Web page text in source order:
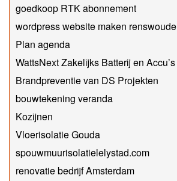
goedkoop RTK abonnement
wordpress website maken renswoude
Plan agenda
WattsNext Zakelijks Batterij en Accu’s
Brandpreventie van DS Projekten
bouwtekening veranda
Kozijnen
Vloerisolatie Gouda
spouwmuurisolatielelystad.com
renovatie bedrijf Amsterdam